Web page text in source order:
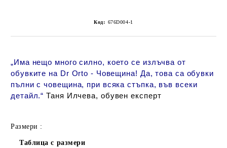
Код: 676D004-1
„Има нещо много силно, което се излъчва от
обувките на Dr Orto - Човещина! Да, това са обувки
пълни с човещина, при всяка стъпка, във всеки
детайл.“ Таня Илчева, обувен експерт
Размери :
Таблица с размери